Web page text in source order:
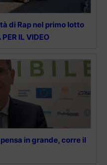
di Rap nel primo lotto
IL VIDEO
in grande, corre il